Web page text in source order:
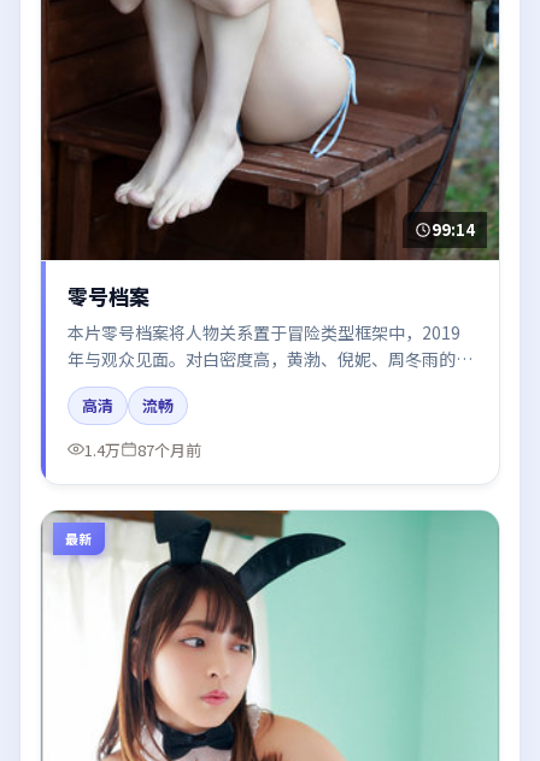
99:14
零号档案
本片零号档案将人物关系置于冒险类型框架中，2019
年与观众见面。对白密度高，黄渤、倪妮、周冬雨的台
词节奏值得关注；整体气质偏韩国都市与冷色调摄影。
高清
流畅
1.4万
87个月前
最新